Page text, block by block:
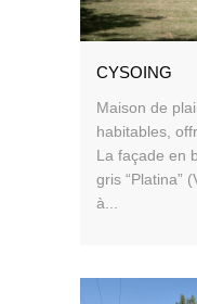
CYSOING
Maison de
habitables,
La façade en
gris “Platina”
à...